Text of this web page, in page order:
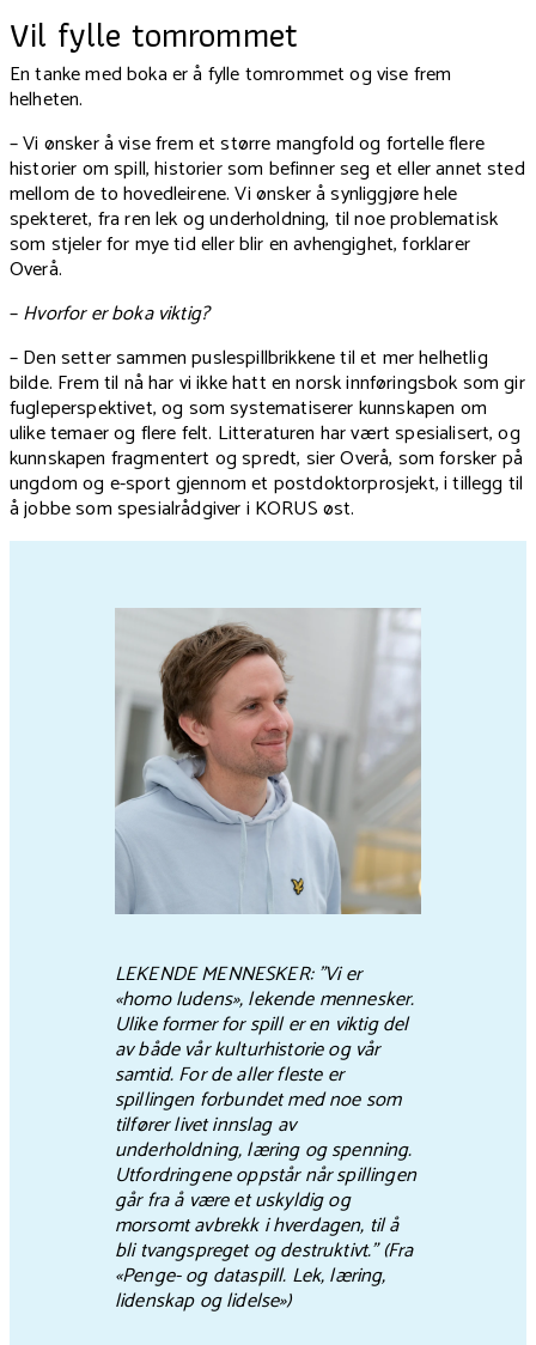
Vil fylle tomrommet
En tanke med boka er å fylle tomrommet og vise frem
helheten.
– Vi ønsker å vise frem et større mangfold og fortelle flere
historier om spill, historier som befinner seg et eller annet sted
mellom de to hovedleirene. Vi ønsker å synliggjøre hele
spekteret, fra ren lek og underholdning, til noe problematisk
som stjeler for mye tid eller blir en avhengighet, forklarer
Overå.
–Hvorfor er boka viktig?
– Den setter sammen puslespillbrikkene til et mer helhetlig
bilde. Frem til nå har vi ikke hatt en norsk innføringsbok som gir
fugleperspektivet, og som systematiserer kunnskapen om
ulike temaer og flere felt. Litteraturen har vært spesialisert, og
kunnskapen fragmentert og spredt, sier Overå, som forsker på
ungdom og e-sport gjennom et postdoktorprosjekt, i tillegg til
å jobbe som spesialrådgiver i KORUS øst.
LEKENDE MENNESKER: "Vi er
«homo ludens», lekende mennesker.
Ulike former for spill er en viktig del
av både vår kulturhistorie og vår
samtid. For de aller fleste er
spillingen forbundet med noe som
tilfører livet innslag av
underholdning, læring og spenning.
Utfordringene oppstår når spillingen
går fra å være et uskyldig og
morsomt avbrekk i hverdagen, til å
bli tvangspreget og destruktivt." (Fra
«Penge- og dataspill. Lek, læring,
lidenskap og lidelse»)